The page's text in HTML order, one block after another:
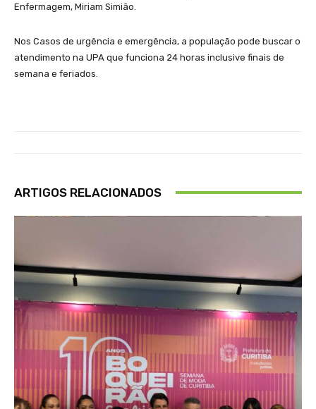
Enfermagem, Miriam Simião.
Nos Casos de urgência e emergência, a população pode buscar o
atendimento na UPA que funciona 24 horas inclusive finais de
semana e feriados.
ARTIGOS RELACIONADOS